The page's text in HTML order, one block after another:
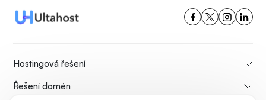
Hostingová řešení
Řešení domén